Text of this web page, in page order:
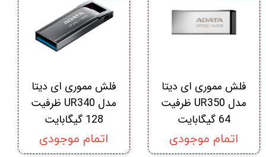
فلش مموری ای دیتا
مدل UR350 ظرفیت
64 گیگابایت
اتمام موجودی
فلش مموری ای دیتا
مدل UR340 ظرفیت
128 گیگابایت
اتمام موجودی